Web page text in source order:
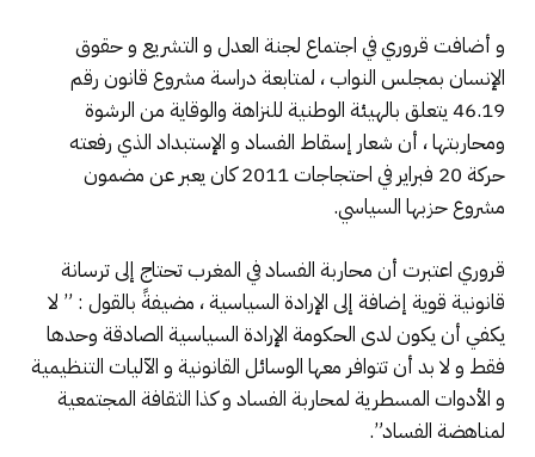
و أضافت قروري في اجتماع لجنة العدل و التشريع و حقوق
الإنسان بمجلس النواب ، لمتابعة دراسة مشروع قانون رقم
46.19 يتعلق بالهيئة الوطنية للنزاهة والوقاية من الرشوة
ومحاربتها ، أن شعار إسقاط الفساد و الإستبداد الذي رفعته
حركة 20 فبراير في احتجاجات 2011 كان يعبر عن مضمون
مشروع حزبها السياسي.
قروري اعتبرت أن محاربة الفساد في المغرب تحتاج إلى ترسانة
قانونية قوية إضافة إلى الإرادة السياسية ، مضيفةً بالقول : ” لا
يكفي أن يكون لدى الحكومة الإرادة السياسية الصادقة وحدها
فقط و لا بد أن تتوافر معها الوسائل القانونية و الآليات التنظيمية
و الأدوات المسطرية لمحاربة الفساد و كذا الثقافة المجتمعية
لمناهضة الفساد”.